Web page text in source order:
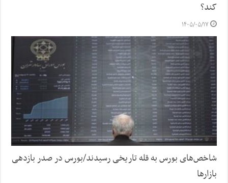
کند؟
۱۴۰۵/۰۵/۱۷
شاخص‌های بورس به قله تاریخی رسیدند/بورس در صدر بازدهی
بازارها